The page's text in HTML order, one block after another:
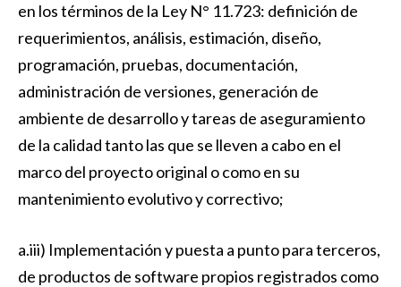
en los términos de la Ley N° 11.723: definición de
requerimientos, análisis, estimación, diseño,
programación, pruebas, documentación,
administración de versiones, generación de
ambiente de desarrollo y tareas de aseguramiento
de la calidad tanto las que se lleven a cabo en el
marco del proyecto original o como en su
mantenimiento evolutivo y correctivo;
a.iii) Implementación y puesta a punto para terceros,
de productos de software propios registrados como